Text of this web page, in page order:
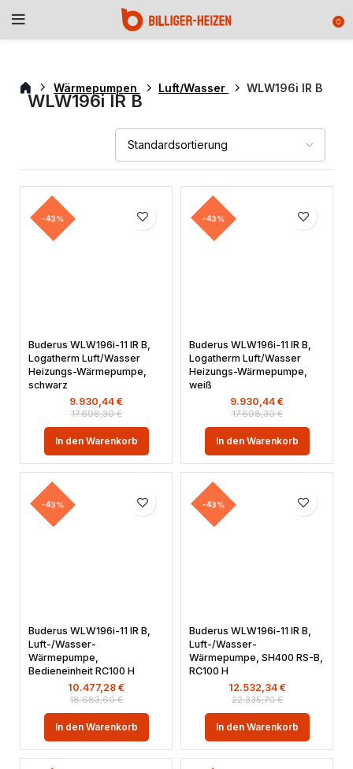
0
Wärmepumpen Luft/Wasser WLW196i IR B
WLW196i IR B
-43%
Buderus WLW196i-11 IR B,
Logatherm Luft/Wasser
Heizungs-Wärmepumpe,
schwarz
17.698,30€
9.930,44 €
In den Warenkorb
-43%
Buderus WLW196i-11 IR B,
Logatherm Luft/Wasser
Heizungs-Wärmepumpe,
weiß
17.698,30€
9.930,44 €
In den Warenkorb
-43%
Buderus WLW196i-11 IR B,
Luft-/Wasser-
Wärmepumpe,
Bedieneinheit RC100 H
18.683,60€
10.477,28 €
In den Warenkorb
-43%
Buderus WLW196i-11 IR B,
Luft-/Wasser-
Wärmepumpe, SH400 RS-B,
RC100 H
22.335,70€
12.532,34 €
In den Warenkorb